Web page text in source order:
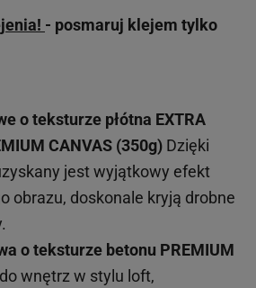
- posmaruj klejem tylko
oteksturze płótna EXTRA
CANVAS (350g) Dzięki
jest wyjątkowy efekt
obrazu, doskonale kryją drobne
oteksturze betonu PREMIUM
wnętrz w stylu loft,